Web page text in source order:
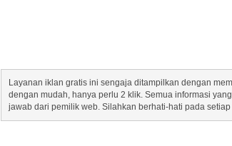
Layanan iklan gratis ini sengaja ditampilkan dengan
dengan mudah, hanya perlu 2 klik. Semua informasi
jawab dari pemilik web. Silahkan berhati-hati pada